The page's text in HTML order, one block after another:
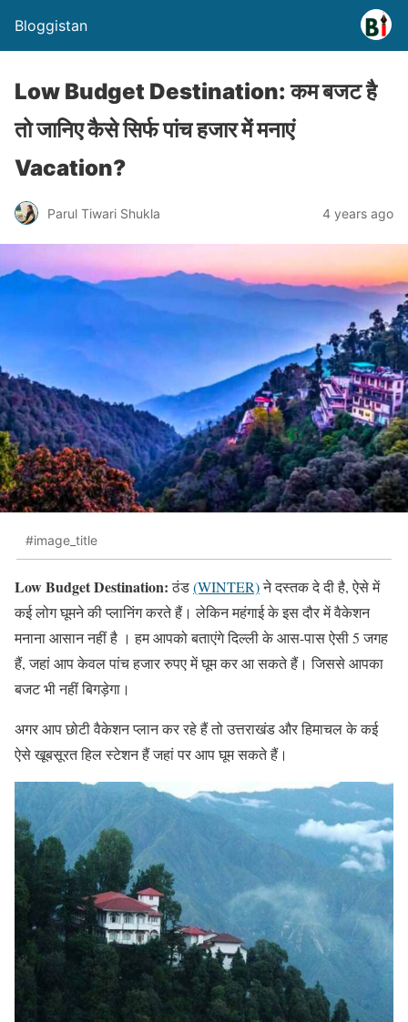
Bloggistan
Low Budget Destination: कम बजट है
तो जानिए कैसे सिर्फ पांच हजार में मनाएं
Vacation?
Parul Tiwari Shukla 4 years ago
#image_title
Low Budget Destination:ठंड(WINTER)ने दस्तक दे दी है, ऐसे में
कई लोग घूमने की प्लानिंग करते हैं। लेकिन महंगाई के इस दौर में वैकेशन
मनाना आसान नहीं है । हम आपको बताएंगे दिल्ली के आस-पास ऐसी 5 जगह
हैं, जहां आप केवल पांच हजार रुपए में घूम कर आ सकते हैं। जिससे आपका
बजट भी नहीं बिगड़ेगा।
अगर आप छोटी वैकेशन प्लान कर रहे हैं तो उत्तराखंड और हिमाचल के कई
ऐसे खूबसूरत हिल स्टेशन हैं जहां पर आप घूम सकते हैं।